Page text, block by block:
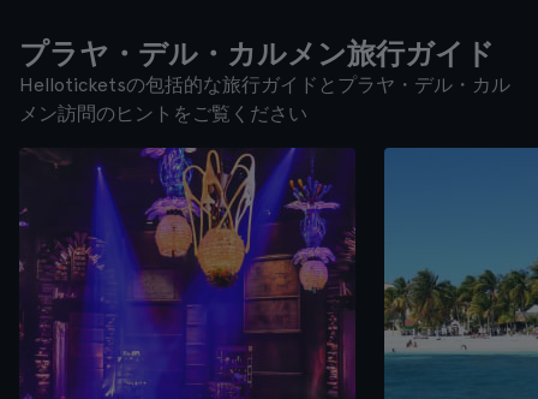
プラヤ・デル・カルメン旅行ガイド
Helloticketsの包括的な旅行ガイドとプラヤ・デル・カル
メン訪問のヒントをご覧ください